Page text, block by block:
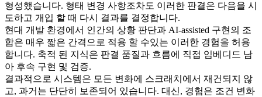
형성했습니다. 형태 변경 사항조차도 이러한 판결은 다음을 시
도하고 개입 할 때 다시 결과를 결정합니다.
현대 개발 환경에서 인간의 상황 판단과 AI-assisted 구현의 조
합은 매우 짧은 간격으로 적용 할 수있는 이러한 경험을 허용
합니다. 축적 된 지식은 판결 품질과 흐름에 직접 임베디드 남
아 후속 구현 및 검증.
결과적으로 시스템은 모든 변화에 스크래치에서 재건되지 않
고, 과거는 단단히 보존되어 있습니다. 대신, 경험은 조건 변화